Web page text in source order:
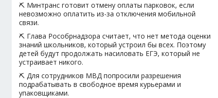
⛏️ Минтранс готовит отмену оплаты парковок, если
невозможно оплатить из-за отключения мобильной
связи.
⛏️ Глава Рособрнадзора считает, что нет метода оценки
знаний школьников, который устроил бы всех. Поэтому
детей будут продолжать насиловать ЕГЭ, который не
устраивает никого.
⛏️ Для сотрудников МВД попросили разрешения
подрабатывать в свободное время курьерами и
упаковщиками.